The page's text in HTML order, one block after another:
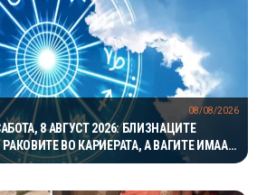
8 АВГУСТ 2026: БЛИЗНАЦИТЕ
ВО КАРИЕРАТА, А ВАГИТЕ ИМААТ
08/08/2026